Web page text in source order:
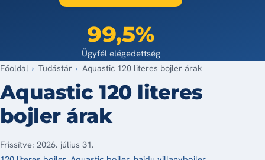
99,5%
Ügyfél elégedettség
Főoldal Tudástár Aquastic 120 literes bojler árak
Aquastic 120 literes
bojler árak
Frissítve: 2026. július 31.